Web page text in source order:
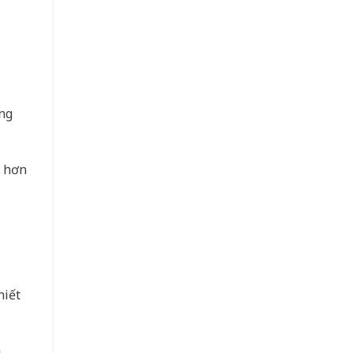
hơn